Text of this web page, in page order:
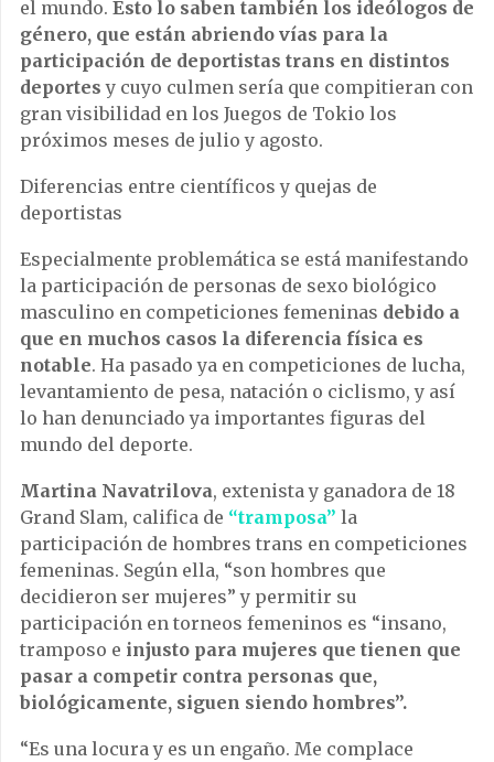
el mundo. Esto lo saben también los ideólogos de
género, que están abriendo vías para la
participación de deportistas trans en distintos
deportes y cuyo culmen sería que compitieran con
gran visibilidad en los Juegos de Tokio los
próximos meses de julio y agosto.
Diferencias entre científicos y quejas de
deportistas
Especialmente problemática se está manifestando
la participación de personas de sexo biológico
masculino en competiciones femeninas debido a
que en muchos casos la diferencia física es
notable. Ha pasado ya en competiciones de lucha,
levantamiento de pesa, natación o ciclismo, y así
lo han denunciado ya importantes figuras del
mundo del deporte.
Martina Navatrilova, extenista y ganadora de 18
Grand Slam, califica de “tramposa” la
participación de hombres trans en competiciones
femeninas. Según ella, “son hombres que
decidieron ser mujeres” y permitir su
participación en torneos femeninos es “insano,
tramposo e injusto para mujeres que tienen que
pasar a competir contra personas que,
biológicamente, siguen siendo hombres”.
“Es una locura y es un engaño. Me complace